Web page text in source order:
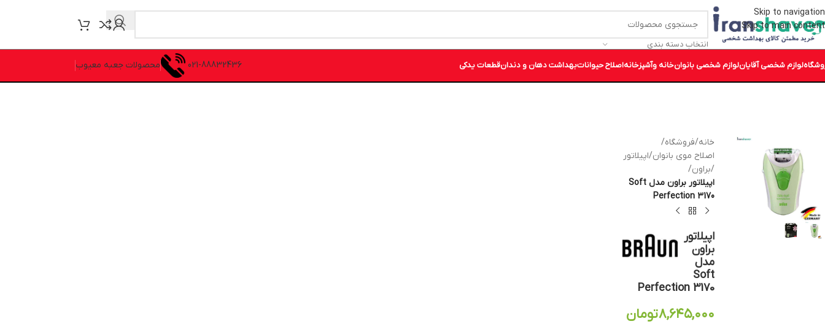
Skip to navigation
Skip to main content
انتخاب دسته بندی
لوازم شخصی آقایانلوازم شخصی بانوانخانه وآشپزخانهاصلاح حیواناتبهداشت دهان و دندانقطعات یدکی 021-88832436 محصولات جعبه معیوب
خانه/فروشگاه/
اصلاح موی بانوان/اپیلاتور
/براون/
اپیلاتور براون مدل Soft
Perfection 3170
اپیلاتور
براون
مدل
Soft
Perfection 3170
۸,۶۴۵,۰۰۰تومان